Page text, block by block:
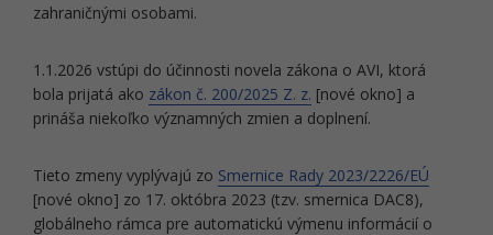
zahraničnými osobami.
1.1.2026 vstúpi do účinnosti novela zákona o AVI, ktorá
bola prijatá ako zákon č. 200/2025 Z. z. [nové okno] a
prináša niekoľko významných zmien a doplnení.
Tieto zmeny vyplývajú zo Smernice Rady 2023/2226/EÚ
[nové okno] zo 17. októbra 2023 (tzv. smernica DAC8),
globálneho rámca pre automatickú výmenu informácií o